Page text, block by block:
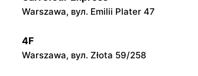
Iwierzyce, вул. Iwierzyce 152A
moje sklepy
Niebylec, вул. Niebylec 139
Warszawa, вул. Emilii Plater 47
4F
Warszawa, вул. Złota 59/258